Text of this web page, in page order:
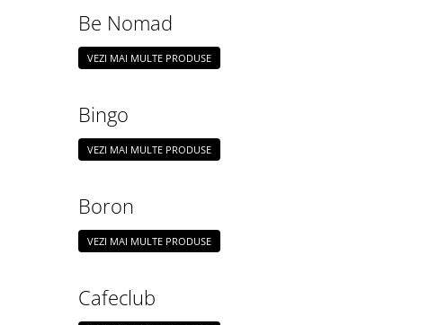
Illy Iperespresso
Nespresso Professional
Cafea macinata
Be Nomad
VEZI MAI MULTE PRODUSE
Bingo
VEZI MAI MULTE PRODUSE
Boron
VEZI MAI MULTE PRODUSE
Cafeclub